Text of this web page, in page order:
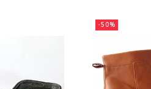
-50%